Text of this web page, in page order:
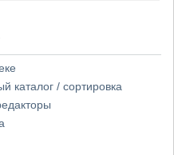
каталог / сортировка